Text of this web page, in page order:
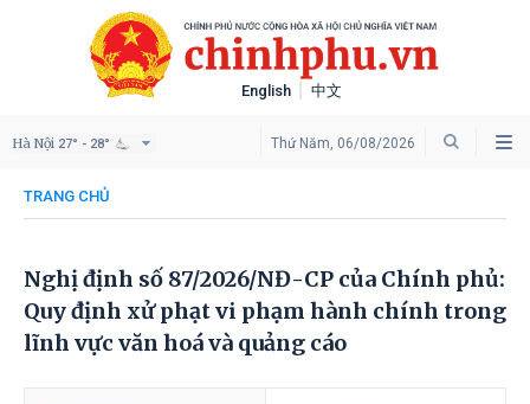
English 中文
Thứ Năm, 06/08/2026
Hà Nội 27° - 28°
TRANG CHỦ
Nghị định số 87/2026/NĐ-CP của Chính phủ:
Quy định xử phạt vi phạm hành chính trong
lĩnh vực văn hoá và quảng cáo